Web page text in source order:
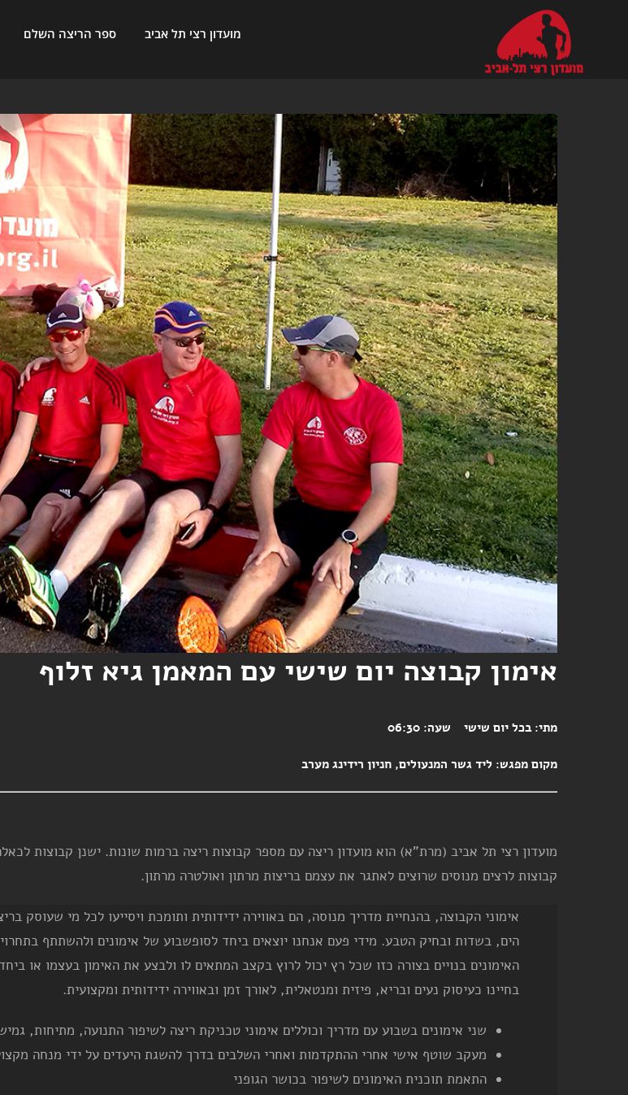
content
מועדון רצי תל אביב ספר הריצה השלם
צפה
בתמונה
מוגדלת
אימון קבוצה יום שישי עם המאמן גיא זלוף
מתי: בכל יום שישי שעה:
מקום מפגש: ליד גשר המנעולים, חניון רידינג מערב
קבוצות לרצים מנוסים שרוצים לאתגר את עצמם בריצות מרתון ואולטרה מרתון.
אימוני הקבוצה, בהנחיית מדריך מנוסה, הם באווירה ידידותית ותומכת ויסייעו לכל מי שעוסק
הים, בשדות ובחיק הטבע. מידי פעם אנחנו יוצאים ביחד לסופשבוע של אימונים ולהשתתף
האימונים בנויים בצורה כזו שכל רץ יכול לרוץ בקצב המתאים לו ולבצע את האימון בעצמו או
בחיינו כעיסוק נעים ובריא, פיזית ומנטאלית, לאורך זמן ובאווירה ידידותית ומקצועית.
שני אימונים בשבוע עם מדריך וכוללים אימוני טכניקת ריצה לשיפור התנועה, מתיחות,
מעקב שוטף אישי אחרי ההתקדמות ואחרי השלבים בדרך להשגת היעדים על ידי מנחה
התאמת תוכנית האימונים לשיפור בכושר הגופני